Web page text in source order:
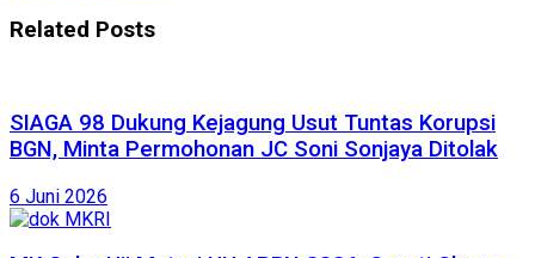
Related Posts
SIAGA 98 Dukung Kejagung Usut Tuntas Korupsi
BGN, Minta Permohonan JC Soni Sonjaya Ditolak
6 Juni 2026